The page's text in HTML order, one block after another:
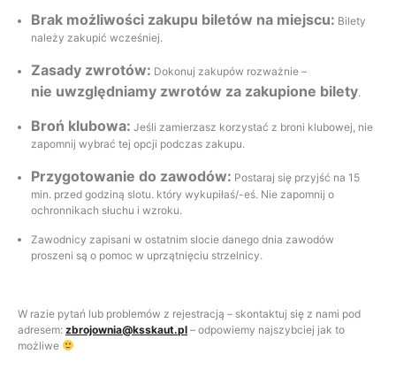
Brak możliwości zakupu biletów na miejscu: Bilety
należy zakupić wcześniej.
Zasady zwrotów: Dokonuj zakupów rozważnie –
nie uwzględniamy zwrotów za zakupione bilety.
Broń klubowa: Jeśli zamierzasz korzystać z broni klubowej, nie
zapomnij wybrać tej opcji podczas zakupu.
Przygotowanie do zawodów: Postaraj się przyjść na 15
min. przed godziną slotu. który wykupiłaś/-eś. Nie zapomnij o
ochronnikach słuchu i wzroku.
Zawodnicy zapisani w ostatnim slocie danego dnia zawodów
proszeni są o pomoc w uprzątnięciu strzelnicy.
W razie pytań lub problemów z rejestracją – skontaktuj się z nami pod
adresem: zbrojownia@ksskaut.pl – odpowiemy najszybciej jak to
możliwe